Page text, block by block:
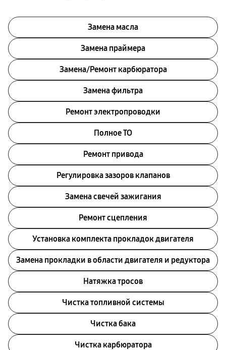
Замена масла
Замена праймера
Замена/Pемонт карбюратора
Замена фильтра
Ремонт электропроводки
Полное ТО
Ремонт привода
Регулировка зазоров клапанов
Замена свечей зажигания
Ремонт сцепления
Установка комплекта прокладок двигателя
Замена прокладки в области двигателя и редуктора
Натяжка тросов
Чистка топливной системы
Чистка бака
Чистка карбюратора